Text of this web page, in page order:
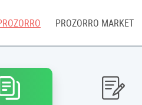
PROZORRO MARKET